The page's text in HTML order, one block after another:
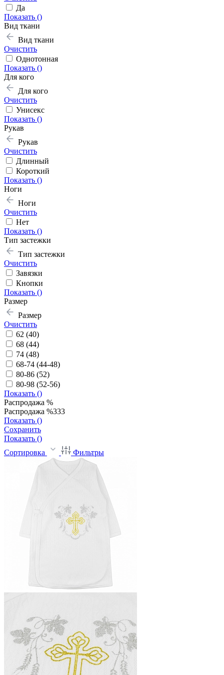
Да
Показать ()
Вид ткани
Вид ткани
Очистить
Однотонная
Показать ()
Для кого
Для кого
Очистить
Унисекс
Показать ()
Рукав
Рукав
Очистить
Длинный
Короткий
Показать ()
Ноги
Ноги
Очистить
Нет
Показать ()
Тип застежки
Тип застежки
Очистить
Завязки
Кнопки
Показать ()
Размер
Размер
Очистить
62 (40)
68 (44)
74 (48)
68-74 (44-48)
80-86 (52)
80-98 (52-56)
Показать ()
Распродажа %
Распродажа %333
Показать ()
Сохранить
Показать ()
Сортировка
Фильтры